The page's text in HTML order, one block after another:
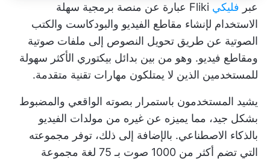
عبر فليكي
Fliki عبارة عن منصة برمجية سهلة
الاستخدام لإنشاء مقاطع الفيديو والبودكاست والكتب
الصوتية عن طريق تحويل النصوص إلى ملفات صوتية
ومقاطع فيديو. وهو من بين بدائل بيكتوري الأكثر سهولة
للمستخدمين الذين لا يمتلكون مهارات تقنية متقدمة.
يشيد المستخدمون باستمرار بصوته الواقعي والمضبوط
بشكل جيد، مما يميزه عن غيره من مولدات الفيديو
بالذكاء الاصطناعي. بالإضافة إلى ذلك، توفر مجموعته
التي تضم أكثر من 1000 صوت بـ 75 لغة مجموعة